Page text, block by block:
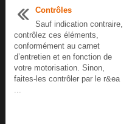
Contrôles
Sauf indication contraire,
contrôlez ces éléments,
conformément au carnet
d’entretien et en fonction de
votre motorisation. Sinon,
faites-les contrôler par le r&ea